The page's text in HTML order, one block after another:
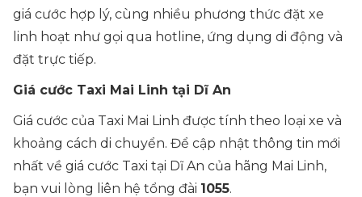
giá cước hợp lý, cùng nhiều phương thức đặt xe
linh hoạt như gọi qua hotline, ứng dụng di động và
đặt trực tiếp.
Giá cước Taxi Mai Linh tại Dĩ An
Giá cước của Taxi Mai Linh được tính theo loại xe và
khoảng cách di chuyển. Để cập nhật thông tin mới
nhất về giá cước Taxi tại Dĩ An của hãng Mai Linh,
bạn vui lòng liên hệ tổng đài 1055.